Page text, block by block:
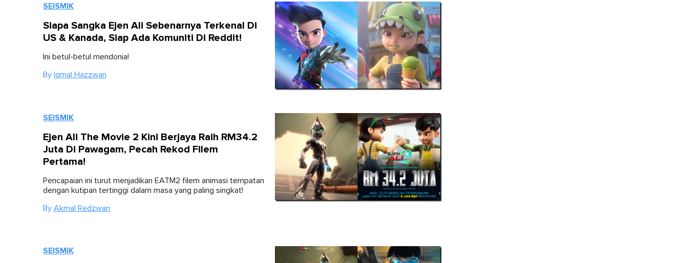
SEISMIK
Siapa Sangka Ejen Ali Sebenarnya Terkenal Di
US & Kanada, Siap Ada Komuniti Di Reddit!
Ini betul-betul mendonia!
By Iqmal Hazzwan
SEISMIK
Ejen Ali The Movie 2 Kini Berjaya Raih RM34.2
Juta Di Pawagam, Pecah Rekod Filem
Pertama!
Pencapaian ini turut menjadikan EATM2 filem animasi tempatan
dengan kutipan tertinggi dalam masa yang paling singkat!
By Akmal Redzwan
SEISMIK